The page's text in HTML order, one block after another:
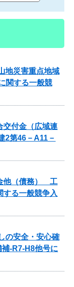
地災害重点地域
関する一般競
交付金（広域連
2第46－A11－
他（債務） 工
する一般競争入
の安全・安心確
-R7-H8他号に